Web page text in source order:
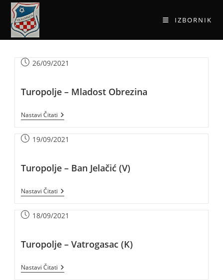
IZBORNIK
26/09/2021
Turopolje – Mladost Obrezina
Nastavi Čitati
19/09/2021
Turopolje – Ban Jelačić (V)
Nastavi Čitati
18/09/2021
Turopolje – Vatrogasac (K)
Nastavi Čitati